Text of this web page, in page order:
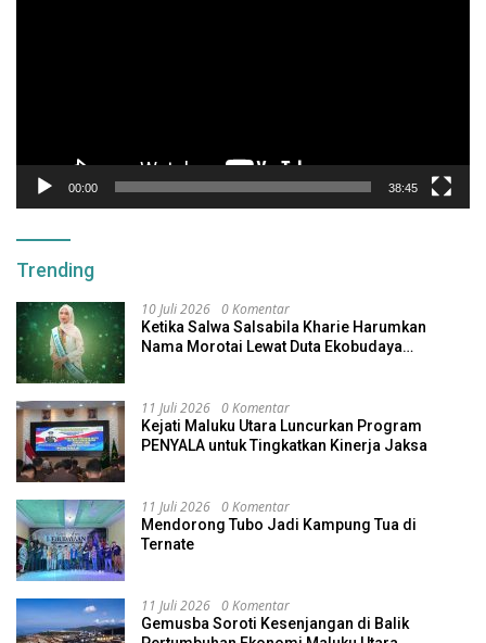
00:00 38:45
Trending
10 Juli 2026 0 Komentar
Ketika Salwa Salsabila Kharie Harumkan
Nama Morotai Lewat Duta Ekobudaya
11 Juli 2026 0 Komentar
Kejati Maluku Utara Luncurkan Program
PENYALA untuk Tingkatkan Kinerja Jaksa
11 Juli 2026 0 Komentar
Mendorong Tubo Jadi Kampung Tua di
Ternate
11 Juli 2026 0 Komentar
Gemusba Soroti Kesenjangan di Balik